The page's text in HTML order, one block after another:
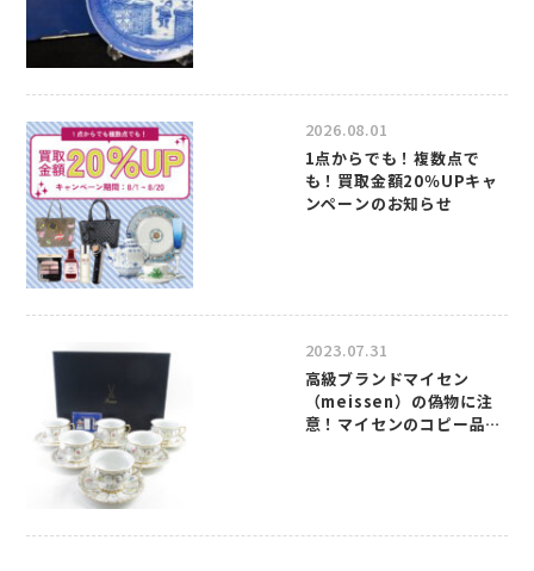
2026.08.01
1点からでも！複数点で
も！買取金額20％UPキャ
ンペーンのお知らせ
2023.07.31
高級ブランドマイセン
（meissen）の偽物に注
意！マイセンのコピー品の